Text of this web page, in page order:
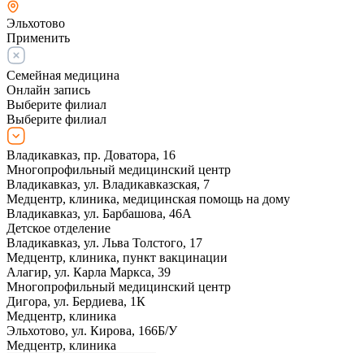
Эльхотово
Применить
Семейная медицина
Онлайн запись
Выберите филиал
Выберите филиал
Владикавказ, пр. Доватора, 16
Многопрофильный медицинский центр
Владикавказ, ул. Владикавказская, 7
Медцентр, клиника, медицинская помощь на дому
Владикавказ, ул. Барбашова, 46А
Детское отделение
Владикавказ, ул. Льва Толстого, 17
Медцентр, клиника, пункт вакцинации
Алагир, ул. Карла Маркса, 39
Многопрофильный медицинский центр
Дигора, ул. Бердиева, 1К
Медцентр, клиника
Эльхотово, ул. Кирова, 166Б/У
Медцентр, клиника